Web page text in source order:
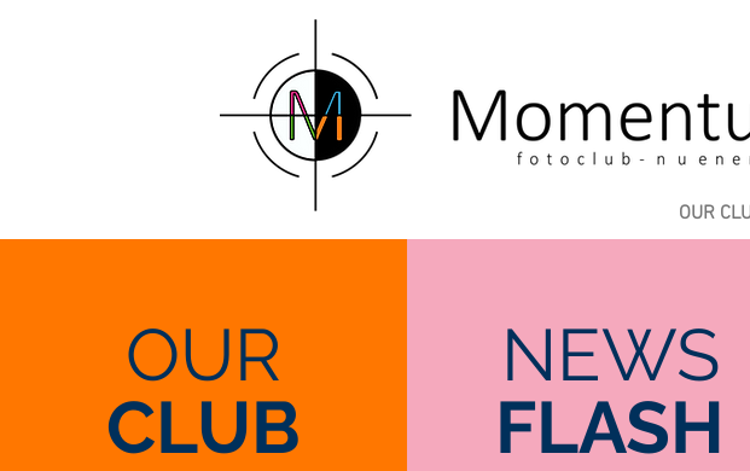
OUR
OUR
CLUB
NEWS
FLASH